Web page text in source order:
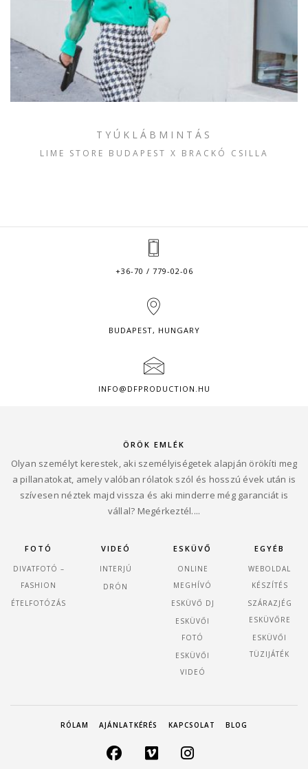
TYÚKLÁBMINTÁS
LIME STORE BUDAPEST X BRACKÓ CSILLA
+36-70 / 779-02-06
BUDAPEST, HUNGARY
INFO@DFPRODUCTION.HU
ÖRÖK EMLÉK
Olyan személyt kerestek, aki személyiségetek alapján örökíti meg
a pillanatokat, amely valóban rólatok szól és hosszú évek után is
szívesen néztek majd vissza és aki minderre még garanciát is
vállal? Megérkeztél....
FOTÓ
DIVATFOTÓ –
FASHION
ÉTELFOTÓZÁS
VIDEÓ
INTERJÚ
DRÓN
ESKÜVŐ
ONLINE
MEGHÍVÓ
ESKÜVŐ DJ
ESKÜVŐI
FOTÓ
ESKÜVŐI
VIDEÓ
EGYÉB
WEBOLDAL
KÉSZÍTÉS
SZÁRAZJÉG
ESKÜVŐRE
ESKÜVŐI
TÜZIJÁTÉK
RÓLAM AJÁNLATKÉRÉS KAPCSOLAT BLOG